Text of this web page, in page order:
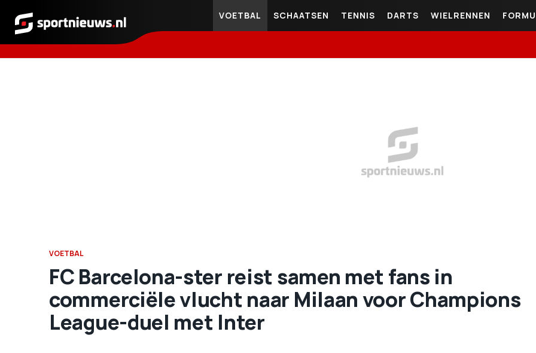
Sportnieuws.nl
VOETBAL SCHAATSEN TENNIS DARTS WIELRENNEN
VOETBAL
FC Barcelona-ster reist samen met fans in
commerciële vlucht naar Milaan voor Champions
League-duel met Inter